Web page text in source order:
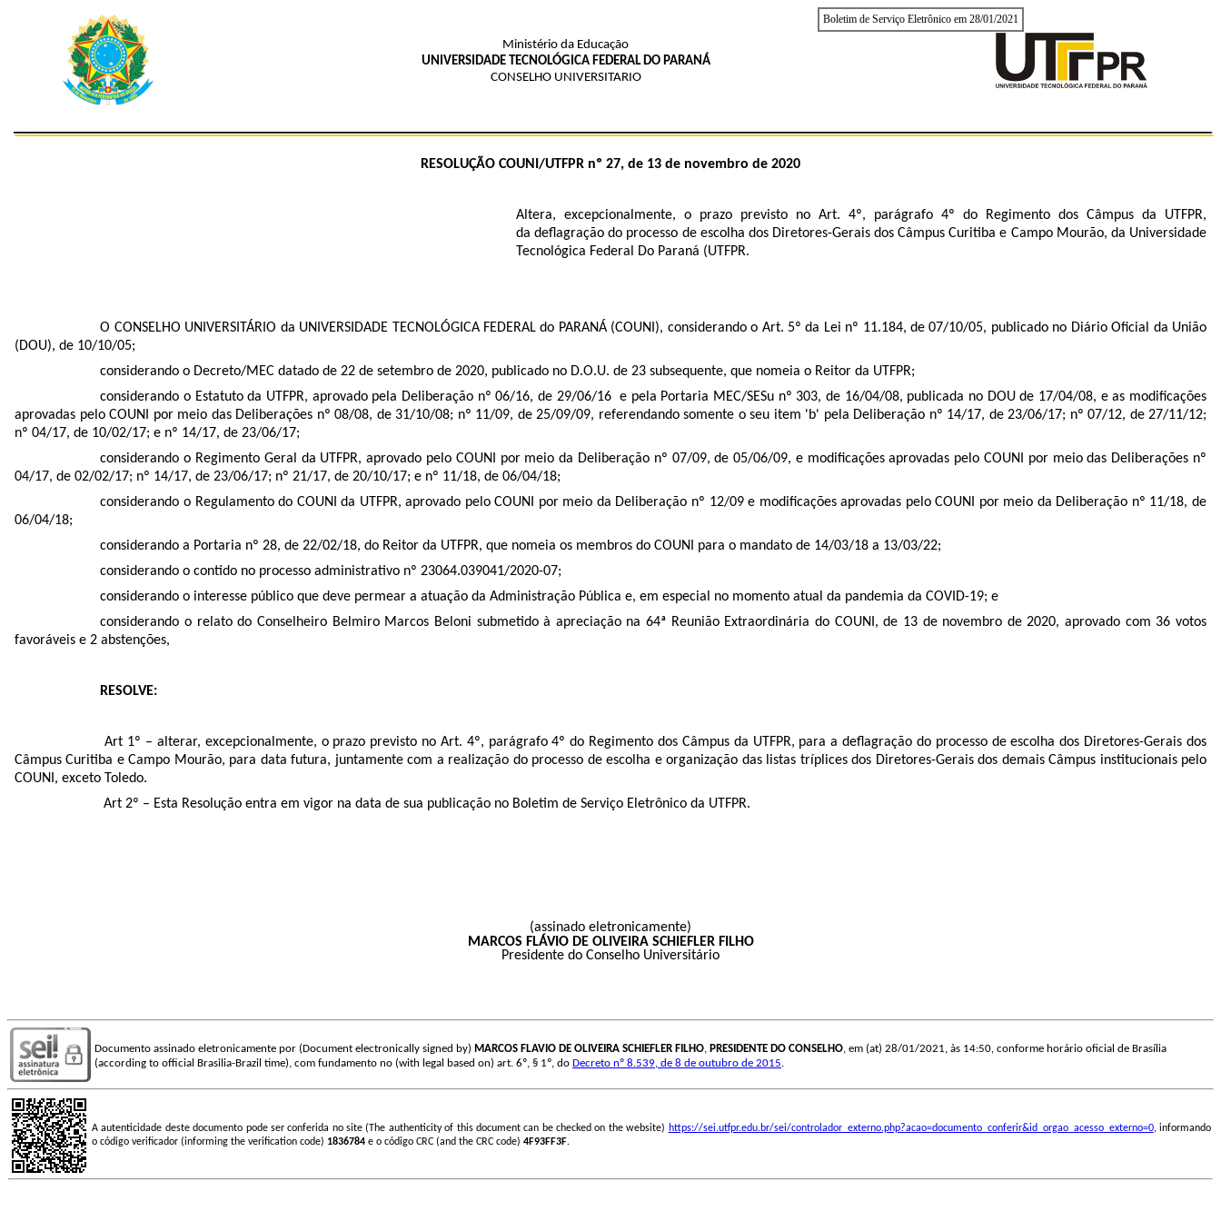
Boletim de Serviço Eletrônico em 28/01/2021
Ministério da Educação
UNIVERSIDADE TECNOLÓGICA FEDERAL DO PARANÁ
CONSELHO UNIVERSITARIO
RESOLUÇÃO COUNI/UTFPR nº 27, de 13 de novembro de 2020
Altera, excepcionalmente, o prazo previsto no Art. 4º, parágrafo 4º do Regimento dos Câmpus da UTFPR,
da deflagração do processo de escolha dos Diretores-Gerais dos Câmpus Curitiba e Campo Mourão, da Universidade
Tecnológica Federal Do Paraná (UTFPR.
O CONSELHO UNIVERSITÁRIO da UNIVERSIDADE TECNOLÓGICA FEDERAL do PARANÁ (COUNI), considerando o Art. 5º da Lei nº 11.184, de 07/10/05, publicado no Diário Oficial da União
(DOU), de 10/10/05;
considerando o Decreto/MEC datado de 22 de setembro de 2020, publicado no D.O.U. de 23 subsequente, que nomeia o Reitor da UTFPR;
considerando o Estatuto da UTFPR, aprovado pela Deliberação nº 06/16, de 29/06/16 e pela Portaria MEC/SESu nº 303, de 16/04/08, publicada no DOU de 17/04/08, e as modificações
aprovadas pelo COUNI por meio das Deliberações nº 08/08, de 31/10/08; nº 11/09, de 25/09/09, referendando somente o seu item 'b' pela Deliberação nº 14/17, de 23/06/17; nº 07/12, de 27/11/12;
nº 04/17, de 10/02/17; e nº 14/17, de 23/06/17;
considerando o Regimento Geral da UTFPR, aprovado pelo COUNI por meio da Deliberação nº 07/09, de 05/06/09, e modificações aprovadas pelo COUNI por meio das Deliberações nº
04/17, de 02/02/17; nº 14/17, de 23/06/17; nº 21/17, de 20/10/17; e nº 11/18, de 06/04/18;
considerando o Regulamento do COUNI da UTFPR, aprovado pelo COUNI por meio da Deliberação nº 12/09 e modificações aprovadas pelo COUNI por meio da Deliberação nº 11/18, de
06/04/18;
considerando a Portaria nº 28, de 22/02/18, do Reitor da UTFPR, que nomeia os membros do COUNI para o mandato de 14/03/18 a 13/03/22;
considerando o contido no processo administrativo nº 23064.039041/2020-07;
considerando o interesse público que deve permear a atuação da Administração Pública e, em especial no momento atual da pandemia da COVID-19; e
considerando o relato do Conselheiro Belmiro Marcos Beloni submetido à apreciação na 64ª Reunião Extraordinária do COUNI, de 13 de novembro de 2020, aprovado com 36 votos
favoráveis e 2 abstenções,
RESOLVE:
Art 1º – alterar, excepcionalmente, o prazo previsto no Art. 4º, parágrafo 4º do Regimento dos Câmpus da UTFPR, para a deflagração do processo de escolha dos Diretores-Gerais dos
Câmpus Curitiba e Campo Mourão, para data futura, juntamente com a realização do processo de escolha e organização das listas tríplices dos Diretores-Gerais dos demais Câmpus institucionais pelo
COUNI, exceto Toledo.
Art 2º – Esta Resolução entra em vigor na data de sua publicação no Boletim de Serviço Eletrônico da UTFPR.
(assinado eletronicamente)
MARCOS FLÁVIO DE OLIVEIRA SCHIEFLER FILHO
Presidente do Conselho Universitário
Documento assinado eletronicamente por (Document electronically signed by) MARCOS FLAVIO DE OLIVEIRA SCHIEFLER FILHO, PRESIDENTE DO CONSELHO, em (at) 28/01/2021, às 14:50, conforme horário oficial de Brasília
(according to official Brasilia-Brazil time), com fundamento no (with legal based on) art. 6º, § 1º, do Decreto nº 8.539, de 8 de outubro de 2015.
A autenticidade deste documento pode ser conferida no site (The authenticity of this document can be checked on the website) https://sei.utfpr.edu.br/sei/controlador_externo.php?acao=documento_conferir&id_orgao_acesso_externo=0, informando
o código verificador (informing the verification code) 1836784 e o código CRC (and the CRC code) 4F93FF3F.